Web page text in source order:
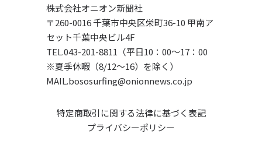
株式会社オニオン新聞社
〒260-0016 千葉市中央区栄町36-10 甲南ア
セット千葉中央ビル4F
TEL.043-201-8811（平日10：00〜17：00
※夏季休暇（8/12～16）を除く）
MAIL.bososurfing@onionnews.co.jp
特定商取引に関する法律に基づく表記
プライバシーポリシー